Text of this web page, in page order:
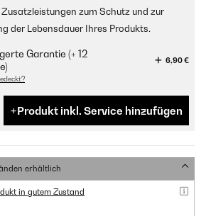
zum Schutz und zur
der Lebensdauer Ihres Produkts.
Garantie (+ 12
6,90 €
Produkt inkl. Service hinzufügen
erhältlich
in gutem Zustand